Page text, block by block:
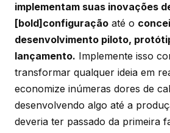
implementam suas inovações
[bold]configuração até o
desenvolvimento piloto,
lançamento. Implemente isso
transformar qualquer ideia em
economize inúmeras dores de
desenvolvendo algo até a
deveria ter passado da primeira